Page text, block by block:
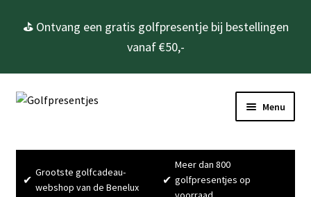
⛳ Ontvang een gratis golfpresentje bij bestellingen
vanaf €50,-
Ga
navigatie
Ga
inhoud
Menu
Golfcadeau’s
✔
Grootste golfcadeau-
webshop van de Benelux
✔
Meer dan 800
golfpresentjes op